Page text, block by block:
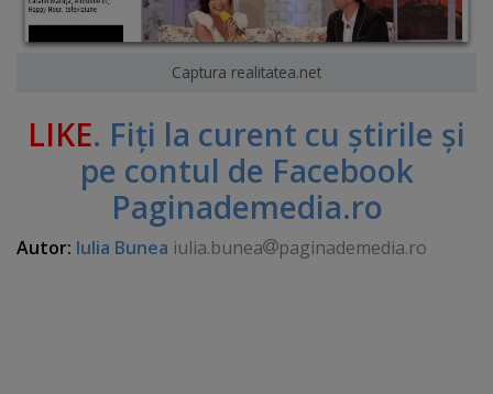
Captura realitatea.net
LIKE. Fiţi la curent cu ştirile şi
pe contul de Facebook
Paginademedia.ro
Autor: Iulia Bunea iulia.bunea paginademedia.ro